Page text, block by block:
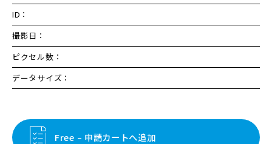
ID：
撮影日：
ピクセル数：
データサイズ：
Free – 申請カートへ追加